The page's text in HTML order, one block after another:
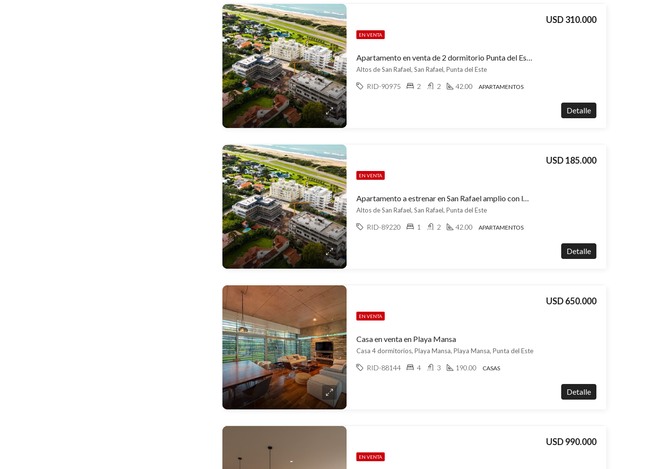
EN VENTA
Apartamento en venta de 2 dormitorio Punta del Este San Rafael, vistas al mar y a una cuadra de Playa Brava, entrega 2026
USD 310.000
Altos de San Rafael, San Rafael, Punta del Este
RID-90975 2 2 42.00 APARTAMENTOS
Detalle
EN VENTA
Apartamento a estrenar en San Rafael amplio con losa radiante y vista al mar
USD 185.000
Altos de San Rafael, San Rafael, Punta del Este
RID-89220 1 2 42.00 APARTAMENTOS
Detalle
EN VENTA
Casa en venta en Playa Mansa
USD 650.000
Casa 4 dormitorios, Playa Mansa, Playa Mansa, Punta del Este
RID-88144 4 3 190.00 CASAS
Detalle
EN VENTA
USD 990.000